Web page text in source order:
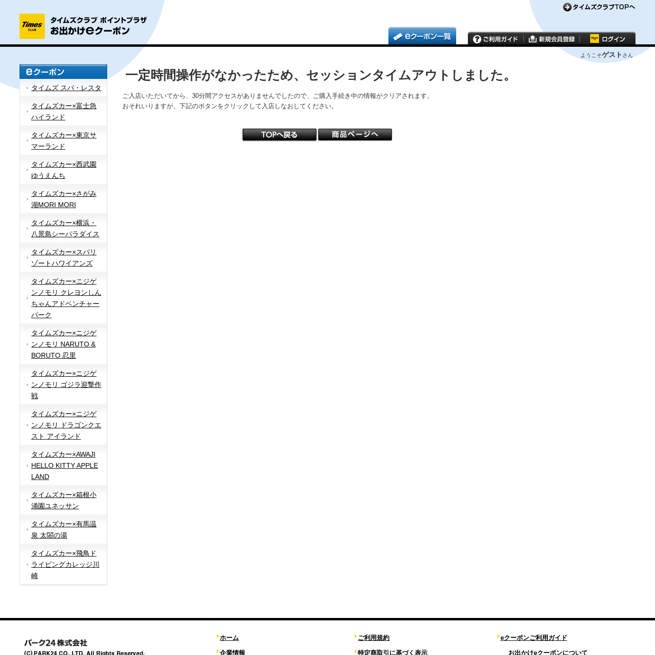
ようこそゲスト さん
タイムズ スパ・レスタ
タイムズカー×富士急
ハイランド
タイムズカー×東京サ
マーランド
タイムズカー×西武園
ゆうえんち
タイムズカー×さがみ
湖MORI MORI
タイムズカー×横浜・
八景島シーパラダイス
タイムズカー×スパリ
ゾートハワイアンズ
タイムズカー×ニジゲ
ンノモリ クレヨンしん
ちゃんアドベンチャー
パーク
タイムズカー×ニジゲ
ンノモリ NARUTO &
BORUTO 忍里
タイムズカー×ニジゲ
ンノモリ ゴジラ迎撃作
戦
タイムズカー×ニジゲ
ンノモリ ドラゴンクエ
スト アイランド
タイムズカー×AWAJI
HELLO KITTY APPLE
LAND
タイムズカー×箱根小
涌園ユネッサン
タイムズカー×有馬温
泉 太閤の湯
タイムズカー×飛鳥ド
ライビングカレッジ川
崎
一定時間操作がなかったため、セッションタイムアウトしました。
ご入店いただいてから、30分間アクセスがありませんでしたので、ご購入手続き中の情報がクリアされます。
おそれいりますが、下記のボタンをクリックして入店しなおしてください。
ホーム
企業情報
ご利用規約
特定商取引に基づく表示
eクーポンご利用ガイド
お出かけeクーポンについて